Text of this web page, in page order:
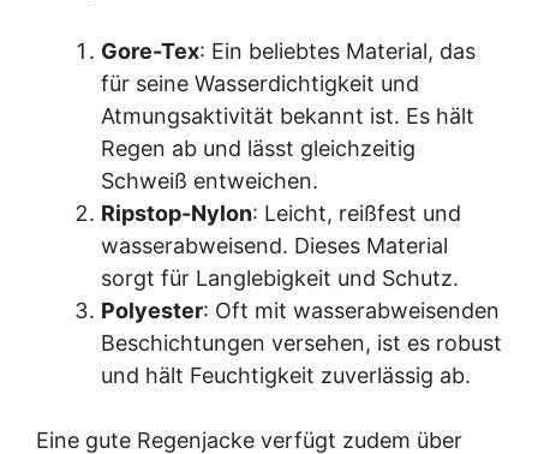
Gore-Tex: Ein beliebtes Material, das
für seine Wasserdichtigkeit und
Atmungsaktivität bekannt ist. Es hält
Regen ab und lässt gleichzeitig
Schweiß entweichen.
Ripstop-Nylon: Leicht, reißfest und
wasserabweisend. Dieses Material
sorgt für Langlebigkeit und Schutz.
Polyester: Oft mit wasserabweisenden
Beschichtungen versehen, ist es robust
und hält Feuchtigkeit zuverlässig ab.
Eine gute Regenjacke verfügt zudem über